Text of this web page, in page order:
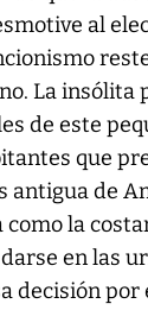
al
La insólita
de este
que
antigua de
como la
en las
decisión por